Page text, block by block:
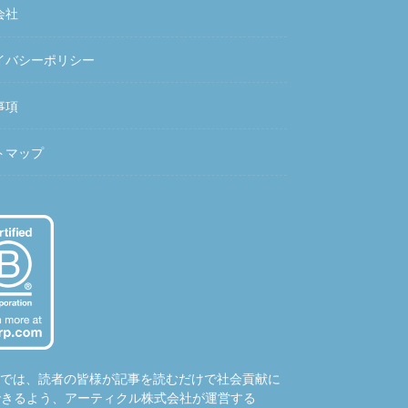
社
バシーポリシー
項
マップ
は、読者の皆様が記事を読むだけで社会貢献に
るよう、アーティクル株式会社が運営する